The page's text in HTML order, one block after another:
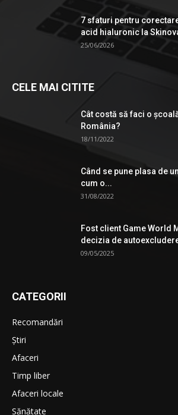
7 sfaturi pentru
acid hialuronic la
25/06/2026
CELE MAI CITITE
Cât costă să faci o
România?
18/11/2022
Când se pune plasa de
cum o...
31/08/2022
Fost client Game World
decizia de
09/05/2025
CATEGORII
Recomandări
Știri
Afaceri
Timp liber
Afaceri locale
Sănătate